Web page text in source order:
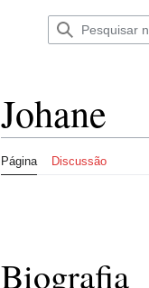
Johane
Página Discussão
Biografia